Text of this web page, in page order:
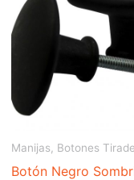
Manijas, Botones
Botón Negro